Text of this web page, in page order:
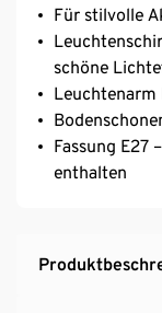
Für stilvolle
schöne
Fassung
enthalten